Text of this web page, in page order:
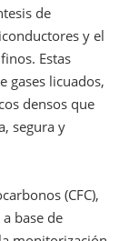
de
y el
Estas
gases licuados,
densos que
segura y
(CFC),
base de